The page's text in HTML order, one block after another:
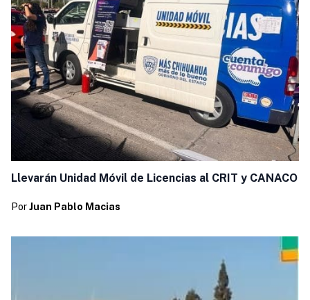
Llevarán Unidad Móvil de Licencias al CRIT y CANACO
Por Juan Pablo Macias